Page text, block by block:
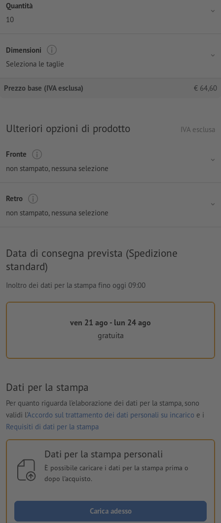
Quantità
10
Dimensioni
Seleziona le taglie
Prezzo base (IVA esclusa) € 64,60
Ulteriori opzioni di prodotto IVA esclusa
Fronte
non stampato, nessuna selezione
Retro
non stampato, nessuna selezione
Data di consegna prevista (Spedizione
standard)
Inoltro dei dati per la stampa fino oggi 09:00
ven 21 ago - lun 24 ago
gratuita
Dati per la stampa
Per quanto riguarda l'elaborazione dei dati per la stampa, sono
validi l'Accordo sul trattamento dei dati personali su incarico e i
Requisiti di dati per la stampa
Dati per la stampa personali
È possibile caricare i dati per la stampa prima o
dopo l'acquisto.
Carica adesso